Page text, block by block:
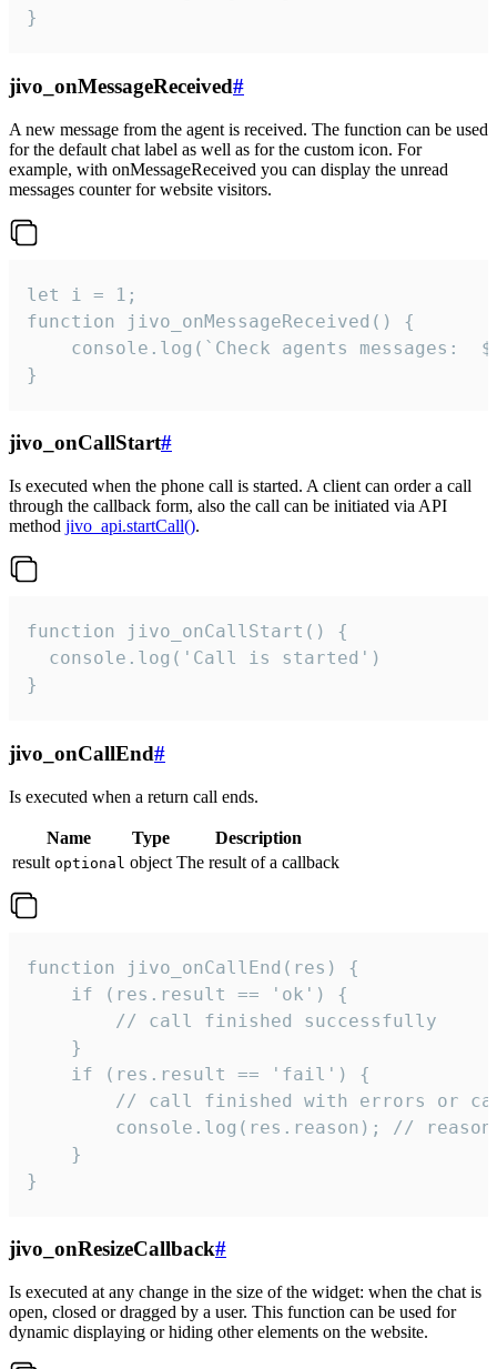
}
jivo_onMessageReceived#
A new message from the agent is received. The function can be used
for the default chat label as well as for the custom icon. For
example, with onMessageReceived you can display the unread
messages counter for website visitors.
let i = 1;
function jivo_onMessageReceived() {
}
jivo_onCallStart#
Is executed when the phone call is started. A client can order a call
through the callback form, also the call can be initiated via API
method jivo_api.startCall().
function jivo_onCallStart() {
  console.log('Call is started')
}
jivo_onCallEnd#
Is executed when a return call ends.
Name Type
Description
result optional object The result of a callback
function jivo_onCallEnd(res) {
    if (res.result == 'ok') {
        // call finished successfully
    }
    if (res.result == 'fail') {
// call finished with errors or
console.log(res.reason); //
    }
}
jivo_onResizeCallback#
Is executed at any change in the size of the widget: when the chat is
open, closed or dragged by a user. This function can be used for
dynamic displaying or hiding other elements on the website.